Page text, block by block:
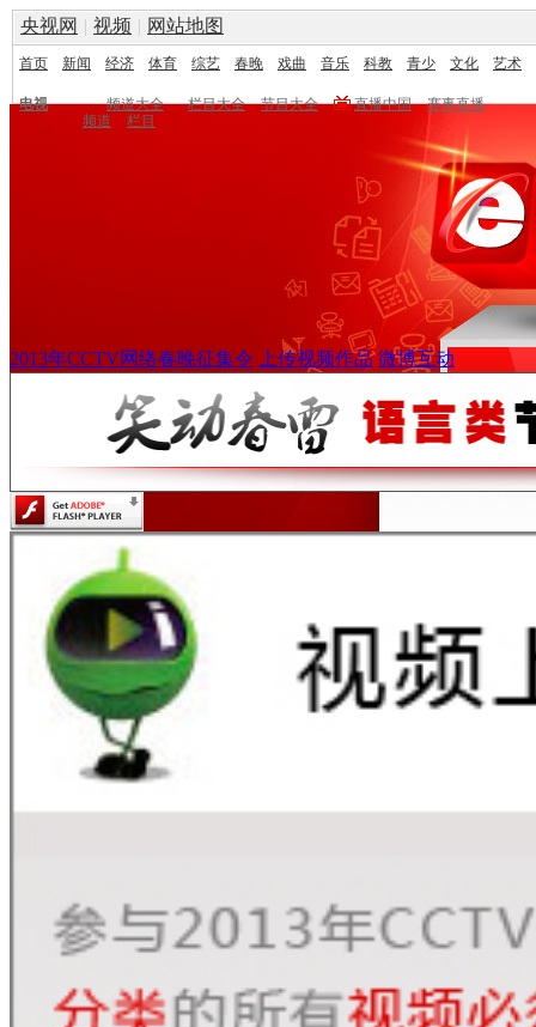
央视网 | 视频 | 网站地图
首页 新闻 经济 体育 综艺 春晚 戏曲 音乐 科教 青少 文化 艺术
电视 频道大全 栏目大全 节目大全 直播中国
赛事直播
频道
栏目
2013年CCTV网络春晚征集令 上传视频作品 微博互动